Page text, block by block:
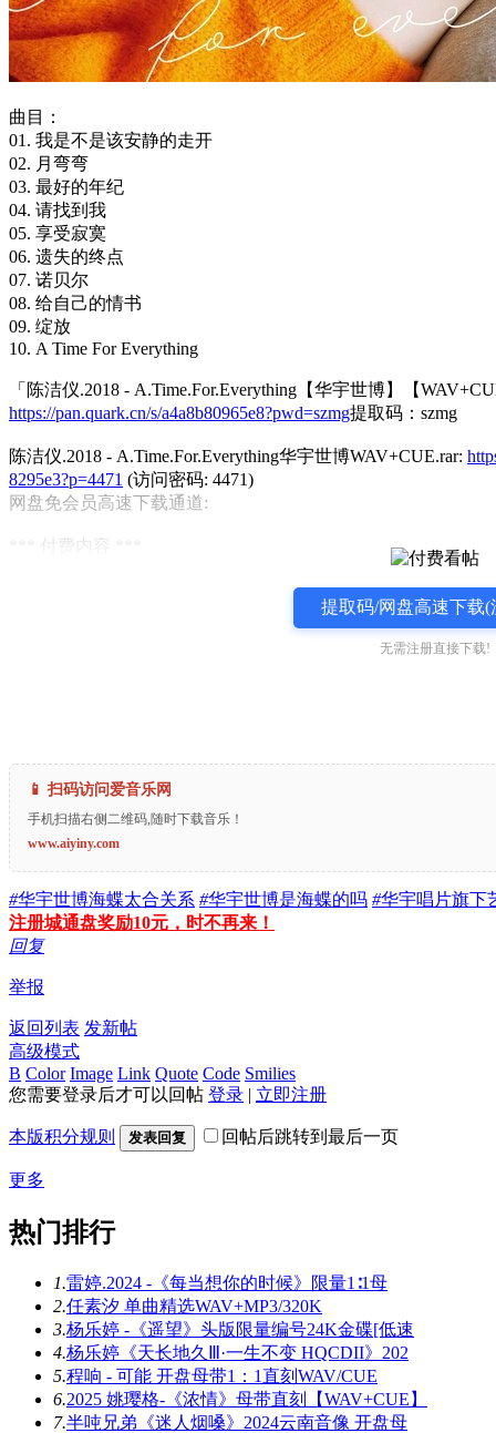
曲目：
01. 我是不是该安静的走开
02. 月弯弯
03. 最好的年纪
04. 请找到我
05. 享受寂寞
06. 遗失的终点
07. 诺贝尔
08. 给自己的情书
09. 绽放
10. A Time For Everything
「陈洁仪.2018 - A.Time.For.Everything【华宇世博】【
https://pan.quark.cn/s/a4a8b80965e8?pwd=szmg提取码：szmg
陈洁仪.2018 - A.Time.For.Everything华宇世博WAV+CUE.rar:
8295e3?p=4471 (访问密码: 4471)
网盘免会员高速下载通道:
*** 付费内容 ***
提取码/网盘高速下载(
无需注册直接下载!
📱 扫码访问爱音乐网
手机扫描右侧二维码,随时下载音乐！
www.aiyiny.com
#华宇世博海蝶太合关系 #华宇世博是海蝶的吗 #华宇唱片旗下
注册城通盘奖励10元，时不再来！
回复
举报
返回列表 发新帖
高级模式
B Color Image Link Quote Code Smilies
您需要登录后才可以回帖 登录 | 立即注册
本版积分规则 发表回复 回帖后跳转到最后一页
更多
热门排行
1.雷婷.2024 -《每当想你的时候》限量1∶1母
2.任素汐 单曲精选WAV+MP3/320K
3.杨乐婷 -《遥望》头版限量编号24K金碟[低速
4.杨乐婷《天长地久Ⅲ·一生不变 HQCDII》202
5.程响 - 可能 开盘母带1：1直刻WAV/CUE
6.2025 姚璎格-《浓情》母带直刻【WAV+CUE】
7.半吨兄弟《迷人烟嗓》2024云南音像 开盘母